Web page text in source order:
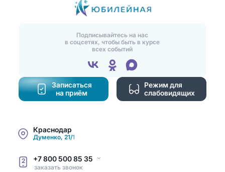
Подписывайтесь на нас
в соцсетях, чтобы быть в курсе
всех событий
Режим для
слабовидящих
Записаться
на приём
Краснодар
Думенко, 21/1
2 +7 800 500 85 35
заказать звонок